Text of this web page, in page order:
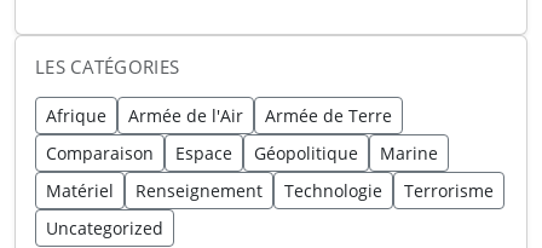
LES CATÉGORIES
Afrique Armée de l'Air
Armée de Terre
Comparaison
Espace Géopolitique
Marine
Matériel
Renseignement Technologie
Terrorisme
Uncategorized